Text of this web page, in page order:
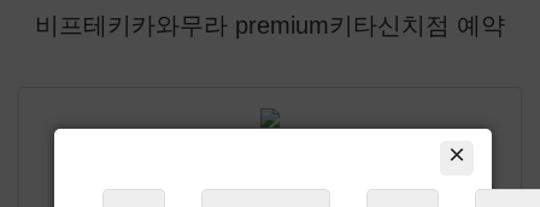
×
비프테키카와무라 premium키타신치점 예약
비프테키카와무라 premium키타신치점
에서 드리는 부탁말씀